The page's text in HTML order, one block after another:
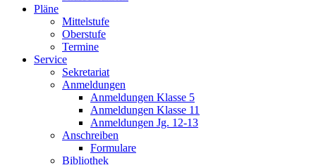
Pläne
Mittelstufe
Oberstufe
Termine
Service
Sekretariat
Anmeldungen
Anmeldungen Klasse 5
Anmeldungen Klasse 11
Anmeldungen Jg. 12-13
Anschreiben
Formulare
Bibliothek